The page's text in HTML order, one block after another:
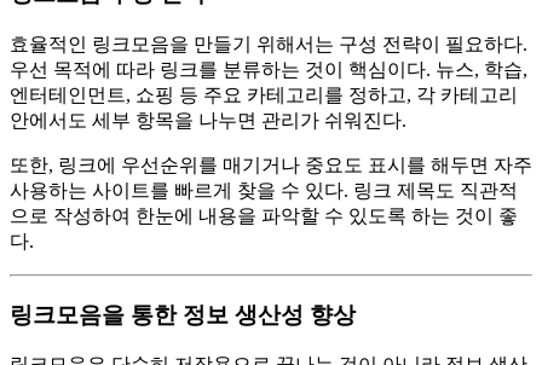
효율적인 링크모음을 만들기 위해서는 구성 전략이 필요하다.
우선 목적에 따라 링크를 분류하는 것이 핵심이다. 뉴스, 학습,
엔터테인먼트, 쇼핑 등 주요 카테고리를 정하고, 각 카테고리
안에서도 세부 항목을 나누면 관리가 쉬워진다.
또한, 링크에 우선순위를 매기거나 중요도 표시를 해두면 자주
사용하는 사이트를 빠르게 찾을 수 있다. 링크 제목도 직관적
으로 작성하여 한눈에 내용을 파악할 수 있도록 하는 것이 좋
다.
링크모음을 통한 정보 생산성 향상